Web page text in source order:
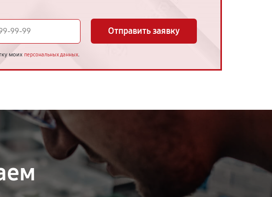
Отправить заявку
моих персональных данных.